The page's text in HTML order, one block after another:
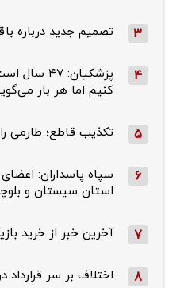
3 تصمیم جدید درباره
4
پزشکیان:
کنیم اما هر بار
5 تکذیب قاطع؛‌ طارمی
6
سپاه پاسداران:
استان سیستان و
7 آخرین خبر از خرید
8 اختلاف بر سر